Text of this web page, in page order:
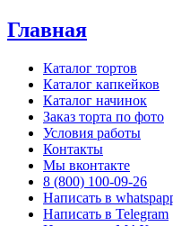
Главная
Каталог тортов
Каталог капкейков
Каталог начинок
Заказ торта по фото
Условия работы
Контакты
Мы вконтакте
8 (800) 100-09-26
Написать в
Написать в Telegram